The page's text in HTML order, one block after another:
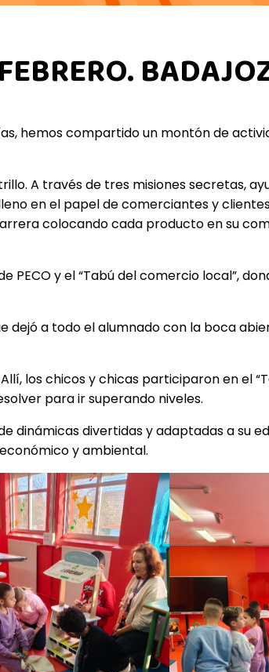
hemos compartido un montón de
A través de tres misiones secretas,
en el papel de comerciantes y
colocando cada producto en su
PECO y el “Tabú del comercio local”,
a todo el alumnado con la boca
los chicos y chicas participaron en el
para ir superando niveles.
dinámicas divertidas y adaptadas a su
y ambiental.